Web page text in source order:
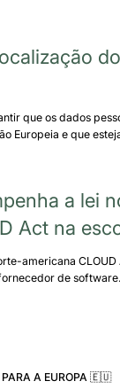
que os dados
Europeia e que
a lei
Act na
americana CLOUD
de
PARA A EUROPA 🇪🇺